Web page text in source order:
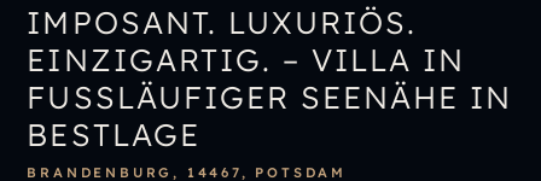
IMPOSANT. LUXURIÖS.
EINZIGARTIG. – VILLA IN
FUSSLÄUFIGER SEENÄHE IN B
ESTLAGE
BRANDENBURG, 14467, POTSDAM